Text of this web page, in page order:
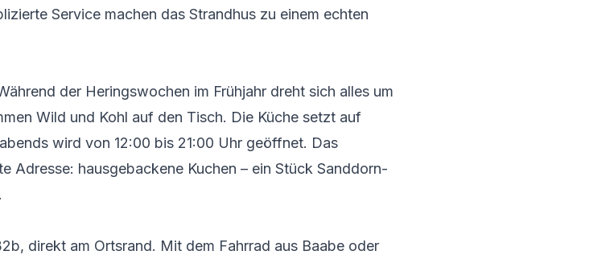
Service machen das Strandhus zu einem echten
der Heringswochen im Frühjahr dreht sich alles um
Wild und Kohl auf den Tisch. Die Küche setzt auf
wird von 12:00 bis 21:00 Uhr geöffnet. Das
Adresse: hausgebackene Kuchen – ein Stück Sanddorn-
direkt am Ortsrand. Mit dem Fahrrad aus Baabe oder